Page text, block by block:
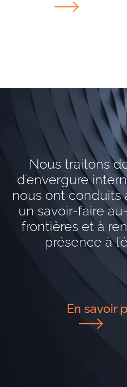
Nous traitons
d’envergure
nous ont conduits
un savoir-faire
frontières et à
présence à
En savoir